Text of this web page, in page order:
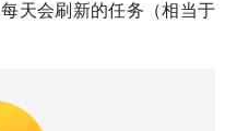
天会刷新的任务（相当于